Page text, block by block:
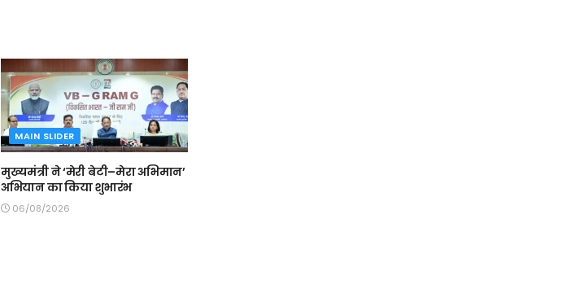
MAIN SLIDER
मुख्यमंत्री ने ‘मेरी बेटी–मेरा अभिमान’
अभियान का किया शुभारंभ
06/08/2026